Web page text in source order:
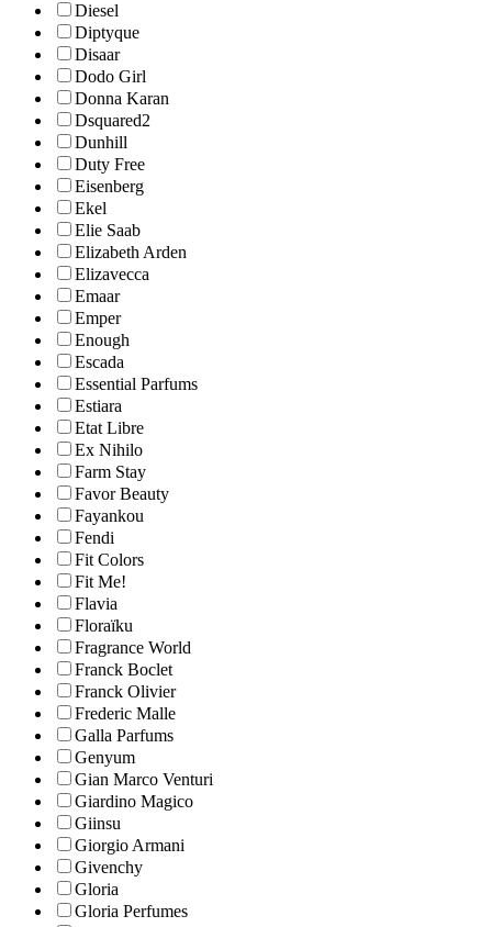
Diesel
Diptyque
Disaar
Dodo Girl
Donna Karan
Dsquared2
Dunhill
Duty Free
Eisenberg
Ekel
Elie Saab
Elizabeth Arden
Elizavecca
Emaar
Emper
Enough
Escada
Essential Parfums
Estiara
Etat Libre
Ex Nihilo
Farm Stay
Favor Beauty
Fayankou
Fendi
Fit Colors
Fit Me!
Flavia
Floraïku
Fragrance World
Franck Boclet
Franck Olivier
Frederic Malle
Galla Parfums
Genyum
Gian Marco Venturi
Giardino Magico
Giinsu
Giorgio Armani
Givenchy
Gloria
Gloria Perfumes